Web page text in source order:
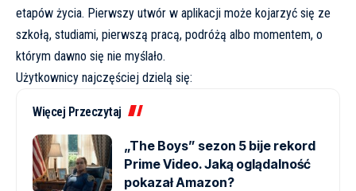
etapów życia. Pierwszy utwór w aplikacji może kojarzyć się ze
szkołą, studiami, pierwszą pracą, podróżą albo momentem, o
którym dawno się nie myślało.
Użytkownicy najczęściej dzielą się:
Więcej Przeczytaj
„The Boys” sezon 5 bije rekord
Prime Video. Jaką oglądalność
pokazał Amazon?